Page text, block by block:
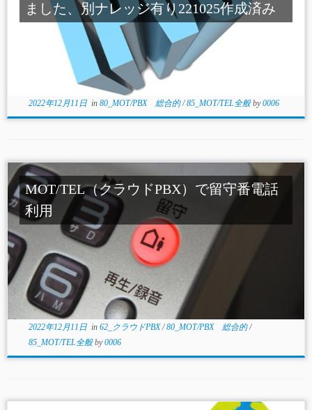
ました、別ナレッジ有り221025作成済み
2022年12月11日in 80_MOT/PBX 総合的/85_MOT/TEL全般by0006
MOT/TEL（クラウドPBX）で留守番電話
利用
2022年12月11日in 62_クラウドPBX/80_MOT/PBX 総合的/
85_MOT/TEL全般by0006